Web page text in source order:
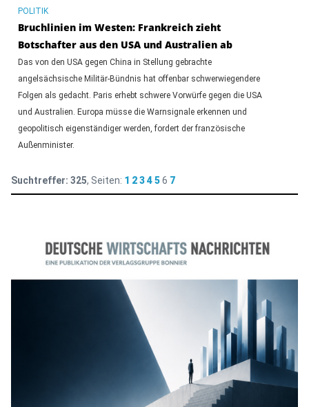
POLITIK
Bruchlinien im Westen: Frankreich zieht
Botschafter aus den USA und Australien ab
Das von den USA gegen China in Stellung gebrachte
angelsächsische Militär-Bündnis hat offenbar schwerwiegendere
Folgen als gedacht. Paris erhebt schwere Vorwürfe gegen die USA
und Australien. Europa müsse die Warnsignale erkennen und
geopolitisch eigenständiger werden, fordert der französische
Außenminister.
Suchtreffer: 325, Seiten: 1 2 3 4 5 6 7